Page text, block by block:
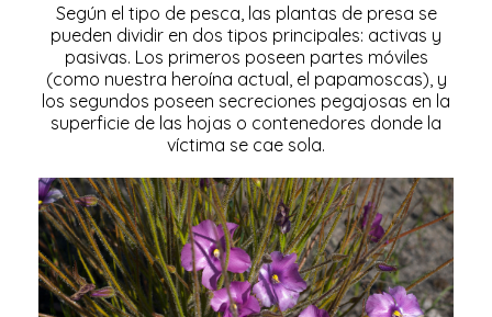
Según el tipo de pesca, las plantas de presa se
pueden dividir en dos tipos principales: activas y
pasivas. Los primeros poseen partes móviles
(como nuestra heroína actual, el papamoscas), y
los segundos poseen secreciones pegajosas en la
superficie de las hojas o contenedores donde la
víctima se cae sola.